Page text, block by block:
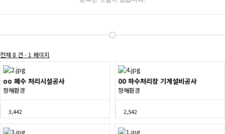
전체 8 건 - 1 페이지
oo 폐수 처리시설공사
청해환경
3,442
00 하수처리장 기계설비공사
청해환경
2,542